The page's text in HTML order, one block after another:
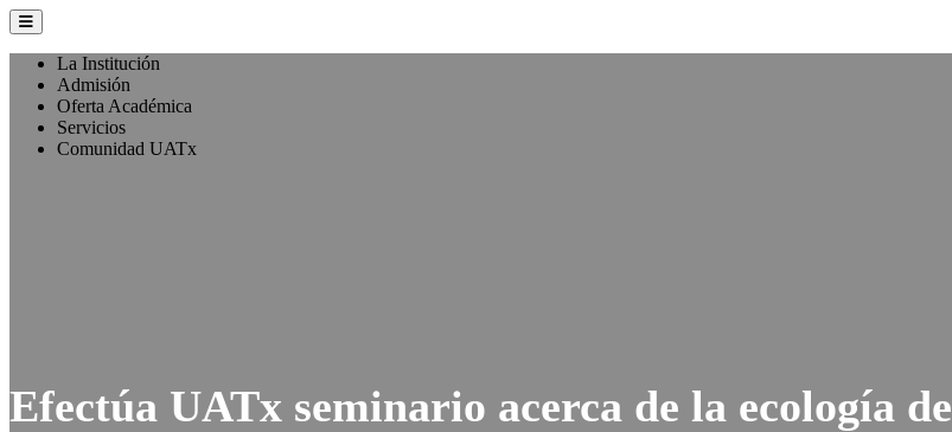
La Institución
Admisión
Oferta Académica
Servicios
Comunidad UATx
Efectúa UATx seminario acerca de la ecología de